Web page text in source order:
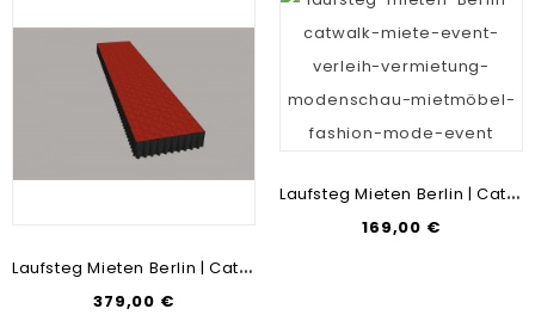
L
Aufsteg Mieten Berlin | Catwalk Vermietung | Mietmöbel Verleih Fashion-Show
379,00 €
L
Aufsteg Mieten Berlin | Catwalk Vermietung | Mietmöbel Verleih Fashion-Show
169,00 €